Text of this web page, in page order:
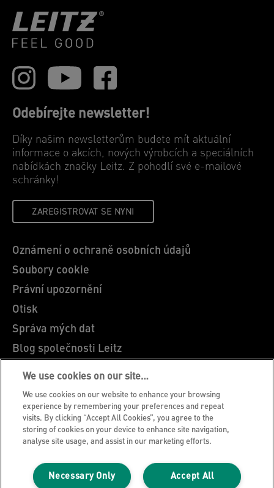
Odebírejte newsletter!
Díky našim newsletterům budete mít aktuální
informace o akcích, nových výrobcích a speciálních
nabídkách značky Leitz. Z pohodlí své e-mailové
schránky!
ZAREGISTROVAT SE NYNI
Oznámení o ochraně osobních údajů
Soubory cookie
Právní upozornění
Otisk
Správa mých dat
Blog společnosti Leitz
Zákaznická podpora
Pokyny pro recyklaci obalů
Záruční podmínky
Prohlášení o shodě
We use cookies on our site…
We use cookies on our website to enhance your browsing
experience by remembering your preferences and repeat
visits. By clicking “Accept All Cookies”, you agree to the
storing of cookies on your device to enhance site navigation,
analyse site usage, and assist in our marketing efforts.
Accept All
Necessary Only